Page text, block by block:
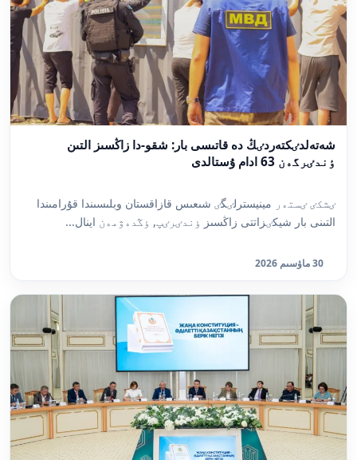
شەتەلدٸكتەردٸڭ دە قاتىسى بار: شقو-دا زاڭسىز التىن
ٶندٸرگەن 63 ادام ۇستالدى
ٸشكٸ ٸستەر مينيسترلٸگٸ شىعىس قازاقستان وبلىسىندا قۇرامىندا
التىنى بار شيكٸزاتتى زاڭسىز ٶندٸرٸپ, ٶڭدەۋمەن اينال...
30 ماۋسىم 2026